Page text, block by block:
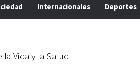
Internacionales Deportes
la Vida y la Salud